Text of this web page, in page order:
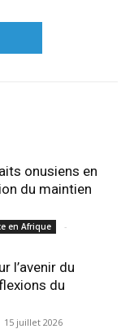
onusiens en
du maintien
en Afrique
-
l’avenir du
du
15 juillet 2026